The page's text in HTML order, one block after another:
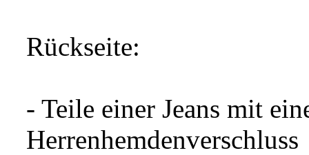
Rückseite:
- Teile einer Jeans mit
Herrenhemdenverschluss